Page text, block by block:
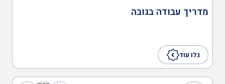
הדרכת מלגזנים
מדריך עבודה בגובה
גלו עוד